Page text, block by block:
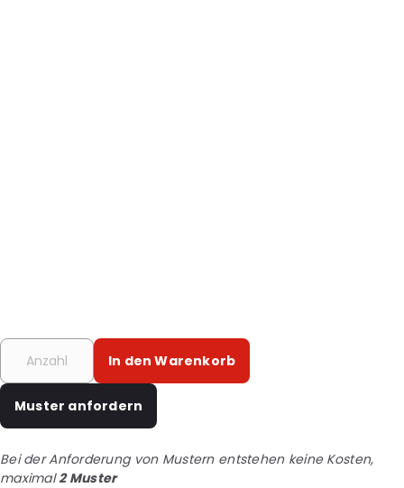
In den Warenkorb
Muster anfordern
Bei der Anforderung von Mustern entstehen keine Kosten,
maximal2 Muster